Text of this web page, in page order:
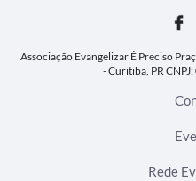
Associação Evangelizar É Preciso
- Curitiba, PR
Rede